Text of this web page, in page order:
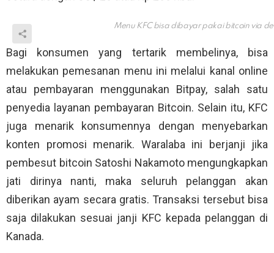
Menu KFC bisa dibayar pakai bitcoin via
Bagi konsumen yang tertarik membelinya, bisa
melakukan pemesanan menu ini melalui kanal online
atau pembayaran menggunakan Bitpay, salah satu
penyedia layanan pembayaran Bitcoin. Selain itu, KFC
juga menarik konsumennya dengan menyebarkan
konten promosi menarik. Waralaba ini berjanji jika
pembesut bitcoin Satoshi Nakamoto mengungkapkan
jati dirinya nanti, maka seluruh pelanggan akan
diberikan ayam secara gratis. Transaksi tersebut bisa
saja dilakukan sesuai janji KFC kepada pelanggan di
Kanada.